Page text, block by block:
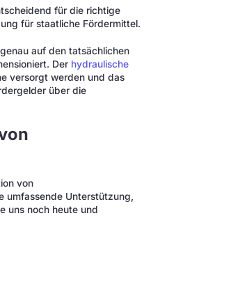
für die richtige
für staatliche Fördermittel.
auf den tatsächlichen
Der hydraulische
versorgt werden und das
über die
von
umfassende Unterstützung,
uns noch heute und